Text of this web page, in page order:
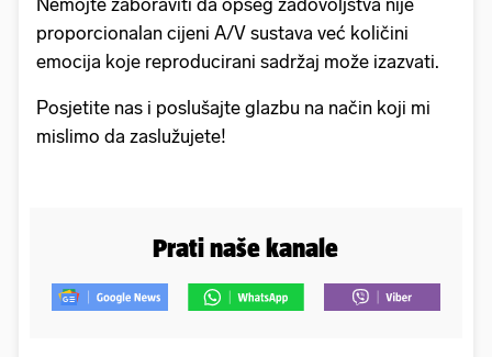
proporcionalan cijeni A/V sustava već količini
emocija koje reproducirani sadržaj može izazvati.
Posjetite nas i poslušajte glazbu na način koji mi
mislimo da zaslužujete!
Prati naše kanale